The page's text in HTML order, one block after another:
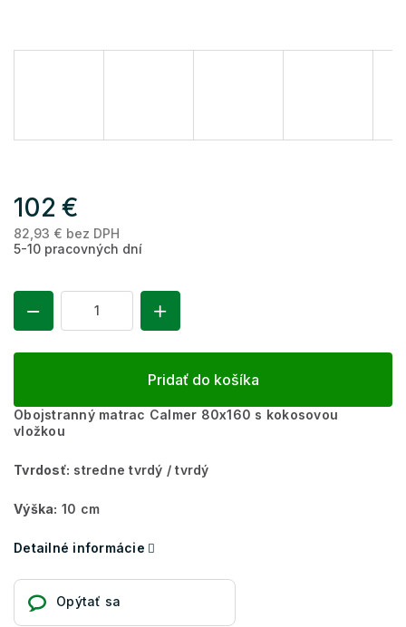
102 €
82,93 € bez DPH
5-10 pracovných dní
Pridať do košíka
Obojstranný matrac Calmer 80x160 s kokosovou
vložkou
Tvrdosť: stredne tvrdý / tvrdý
Výška: 10 cm
Detailné informácie
Opýtať sa